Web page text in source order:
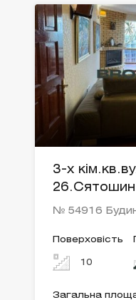
3-х
26.Сятошин
№ 54916
Поверховість
10
Загальна